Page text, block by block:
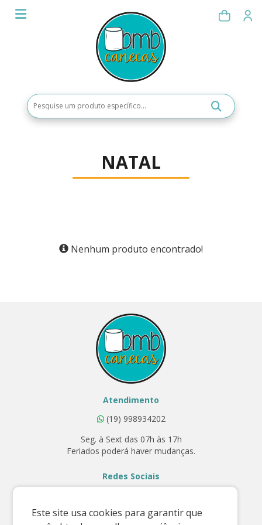
Este site usa cookies para garantir que
NATAL
Nenhum produto encontrado!
Atendimento
(19) 998934202
Seg. à Sext das 07h às 17h
Feriados poderá haver mudanças.
Redes Sociais